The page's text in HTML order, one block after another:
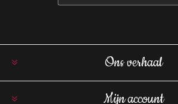
Ons verhaal
Mijn account